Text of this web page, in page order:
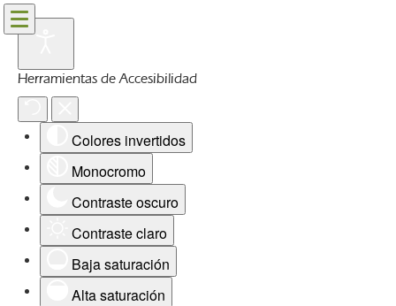
Herramientas de Accesibilidad
Colores invertidos
Monocromo
Contraste oscuro
Contraste claro
Baja saturación
Alta saturación